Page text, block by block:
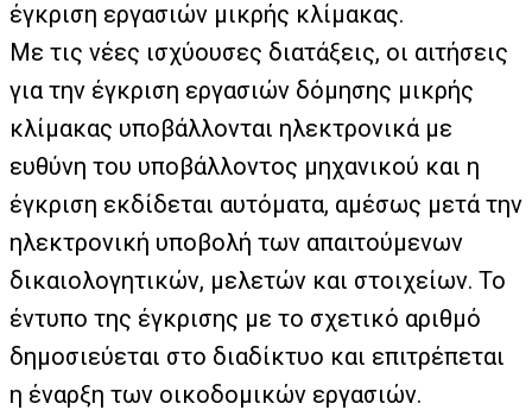
έγκριση εργασιών μικρής κλίμακας.
Με τις νέες ισχύουσες διατάξεις, οι αιτήσεις
για την έγκριση εργασιών δόμησης μικρής
κλίμακας υποβάλλονται ηλεκτρονικά με
ευθύνη του υποβάλλοντος μηχανικού και η
έγκριση εκδίδεται αυτόματα, αμέσως μετά την
ηλεκτρονική υποβολή των απαιτούμενων
δικαιολογητικών, μελετών και στοιχείων. Το
έντυπο της έγκρισης με το σχετικό αριθμό
δημοσιεύεται στο διαδίκτυο και επιτρέπεται
η έναρξη των οικοδομικών εργασιών.